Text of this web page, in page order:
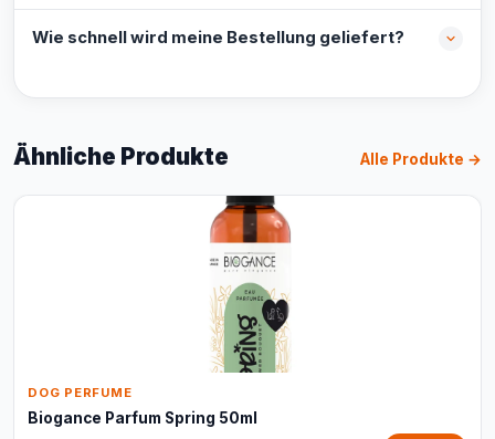
Wie schnell wird meine Bestellung geliefert?
Ähnliche Produkte Alle Produkte →
DOG PERFUME
Biogance Parfum Spring 50ml